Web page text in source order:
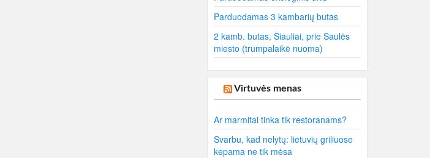
Parduodamas 3 kambarių butas
2 kamb. butas, Šiauliai, prie Saulės
miesto (trumpalaikė nuoma)
Virtuvės menas
Ar marmitai tinka tik restoranams?
Svarbu, kad nelytų: lietuvių griliuose
kepama ne tik mėsa